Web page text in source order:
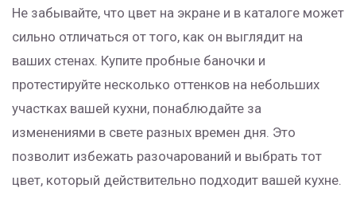
Не забывайте, что цвет на экране и в каталоге может
сильно отличаться от того, как он выглядит на
ваших стенах. Купите пробные баночки и
протестируйте несколько оттенков на небольших
участках вашей кухни, понаблюдайте за
изменениями в свете разных времен дня. Это
позволит избежать разочарований и выбрать тот
цвет, который действительно подходит вашей кухне.